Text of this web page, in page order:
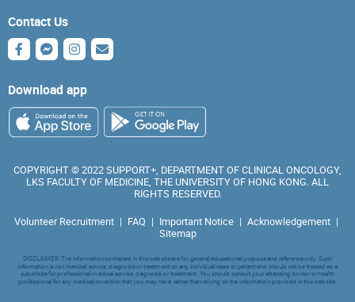
Contact Us
Download app
COPYRIGHT © 2022 SUPPORT+, DEPARTMENT OF CLINICAL ONCOLOGY,
LKS FACULTY OF MEDICINE, THE UNIVERSITY OF HONG KONG. ALL
RIGHTS RESERVED.
Volunteer Recruitment | FAQ | Important Notice | Acknowledgement |
Sitemap
DISCLAIMER: The information contained in this website are for general educational purpose and reference only. Such
information is not medical advice, diagnosis or treatment on any individual case or patient and should not be treated as a
substitute for professional medical advice, diagnosis or treatment. You should consult your attending doctor or health
professional for any medical condition that you may have, rather than relying on the information provided in this website.